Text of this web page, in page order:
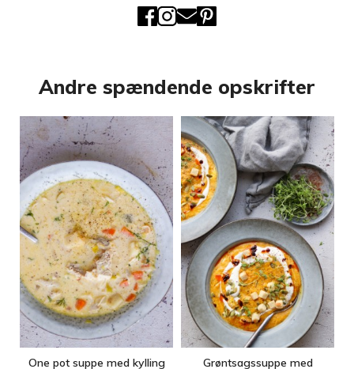
Andre spændende opskrifter
One pot suppe med kylling
Grøntsagssuppe med